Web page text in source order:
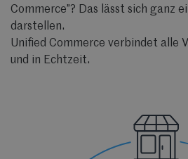
Commerce”? Das lässt sich ganz
darstellen.
Unified Commerce verbindet alle
und in Echtzeit.